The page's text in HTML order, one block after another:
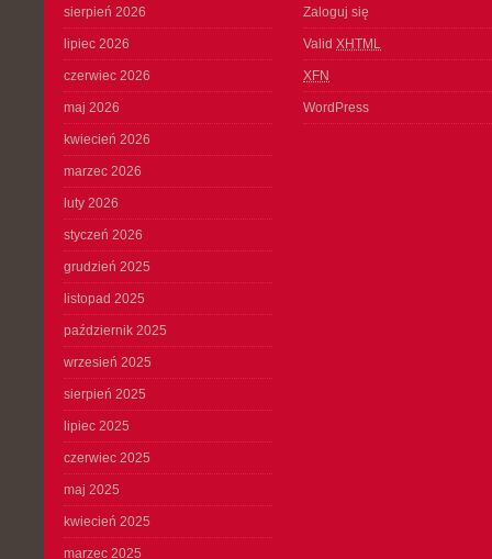
sierpień 2026
lipiec 2026
czerwiec 2026
maj 2026
kwiecień 2026
marzec 2026
luty 2026
styczeń 2026
grudzień 2025
listopad 2025
październik 2025
wrzesień 2025
sierpień 2025
lipiec 2025
czerwiec 2025
maj 2025
kwiecień 2025
marzec 2025
Zaloguj się
Valid XHTML
XFN
WordPress